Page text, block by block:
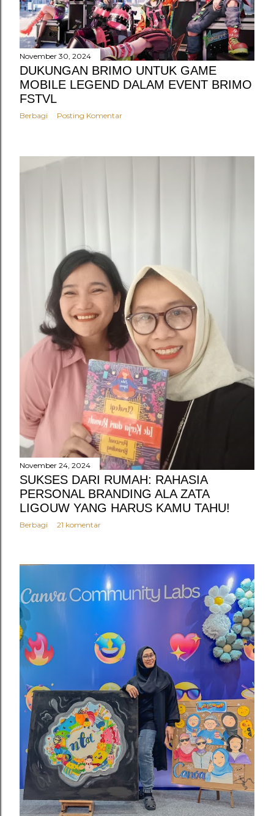
November 30, 2024
DUKUNGAN BRIMO UNTUK GAME
MOBILE LEGEND DALAM EVENT BRIMO
FSTVL
Berbagi Posting Komentar
November 24, 2024
SUKSES DARI RUMAH: RAHASIA
PERSONAL BRANDING ALA ZATA
LIGOUW YANG HARUS KAMU TAHU!
Berbagi 21 komentar